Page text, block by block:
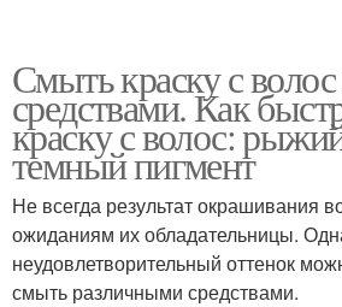
Смыть краску с
средствами. Как
краску с волос:
темный пигмент
Не всегда результат окрашивания
ожиданиям их обладательницы.
неудовлетворительный оттенок
смыть различными средствами.